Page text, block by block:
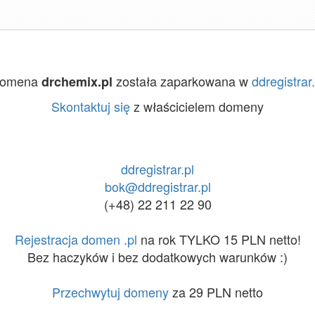
drchemix.pl została zaparkowana w
Skontaktuj sięz właścicielem domeny
ddregistrar.pl
bok@ddregistrar.pl
(+48) 22 211 22 90
Rejestracja domen .pl na rok TYLKO 15 PLN netto!
Bez haczyków i bez dodatkowych warunków :)
Przechwytuj domenyza 29 PLN netto